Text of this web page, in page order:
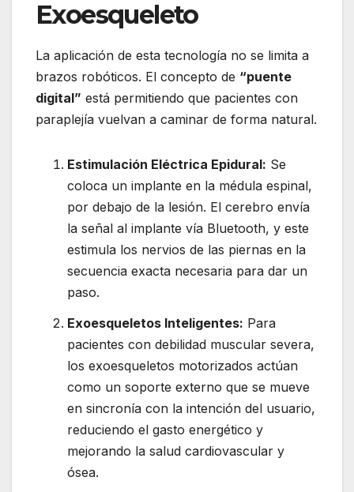
Exoesqueleto
La aplicación de esta tecnología no se limita a
brazos robóticos. El concepto de “puente
digital” está permitiendo que pacientes con
paraplejía vuelvan a caminar de forma natural.
Estimulación Eléctrica Epidural: Se
coloca un implante en la médula espinal,
por debajo de la lesión. El cerebro envía
la señal al implante vía Bluetooth, y este
estimula los nervios de las piernas en la
secuencia exacta necesaria para dar un
paso.
Exoesqueletos Inteligentes: Para
pacientes con debilidad muscular severa,
los exoesqueletos motorizados actúan
como un soporte externo que se mueve
en sincronía con la intención del usuario,
reduciendo el gasto energético y
mejorando la salud cardiovascular y
ósea.